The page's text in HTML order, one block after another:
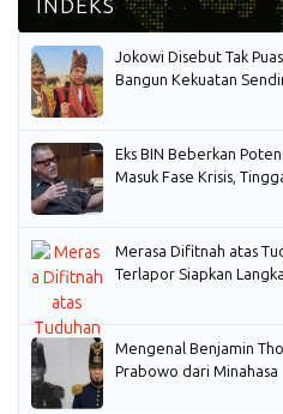
Jokowi Disebut Tak
Bangun Kekuatan
Eks BIN Beberkan
Masuk Fase Krisis,
Merasa Difitnah atas
Terlapor Siapkan
Mengenal Benjamin
Prabowo dari Minahasa